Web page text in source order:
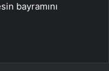
bayramını